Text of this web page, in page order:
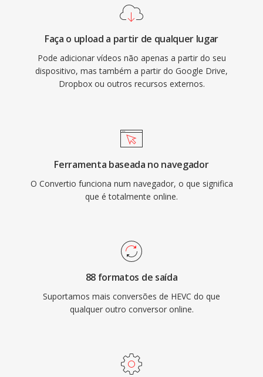
Faça o upload a partir de qualquer lugar
Pode adicionar vídeos não apenas a partir do seu
dispositivo, mas também a partir do Google Drive,
Dropbox ou outros recursos externos.
Ferramenta baseada no navegador
O Convertio funciona num navegador, o que significa
que é totalmente online.
88 formatos de saída
Suportamos mais conversões de HEVC do que
qualquer outro conversor online.